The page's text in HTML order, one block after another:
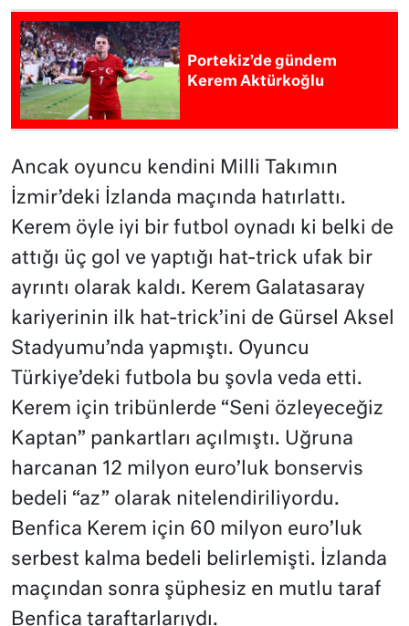
Portekiz’de gündem
Kerem Aktürkoğlu
Ancak oyuncu kendini Milli Takımın
İzmir’deki İzlanda maçında hatırlattı.
Kerem öyle iyi bir futbol oynadı ki belki de
attığı üç gol ve yaptığı hat-trick ufak bir
ayrıntı olarak kaldı. Kerem Galatasaray
kariyerinin ilk hat-trick’ini de Gürsel Aksel
Stadyumu’nda yapmıştı. Oyuncu
Türkiye’deki futbola bu şovla veda etti.
Kerem için tribünlerde “Seni özleyeceğiz
Kaptan” pankartları açılmıştı. Uğruna
harcanan 12 milyon euro’luk bonservis
bedeli “az” olarak nitelendiriliyordu.
Benfica Kerem için 60 milyon euro’luk
serbest kalma bedeli belirlemişti. İzlanda
maçından sonra şüphesiz en mutlu taraf
Benfica taraftarlarıydı.